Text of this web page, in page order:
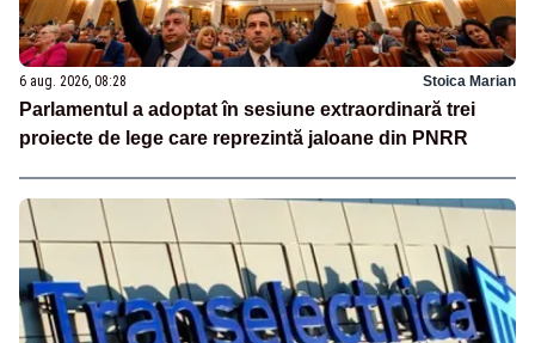
6 aug. 2026, 08:28 Stoica Marian
Parlamentul a adoptat în sesiune extraordinară trei
proiecte de lege care reprezintă jaloane din PNRR